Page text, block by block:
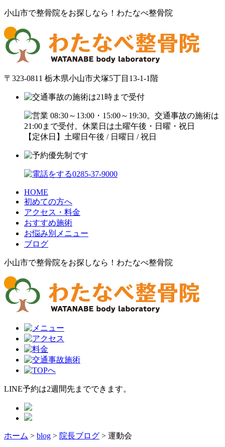
小山市で整骨院をお探しなら！わたなべ整骨院
〒323-0811 栃木県小山市犬塚5丁目13-1-1階
【定休日】土曜日午後 / 日曜日 / 祝日
HOME
初めての方へ
アクセス・料金
おすすめ施術
お悩み別メニュー
ブログ
小山市で整骨院をお探しなら！わたなべ整骨院
LINE予約は2週間先までできます。
ホーム > blog > 院長ブログ > 運動会